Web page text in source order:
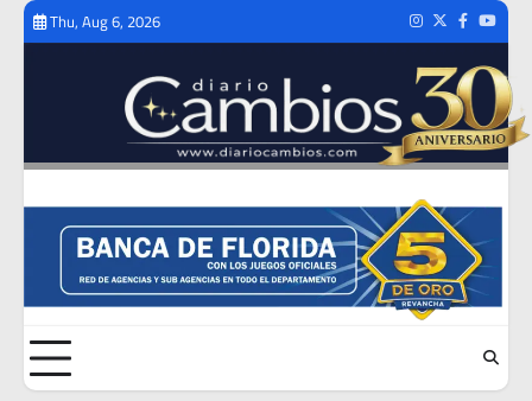
Skip
Thu, Aug 6, 2026 Instagram
TwitterFacebook